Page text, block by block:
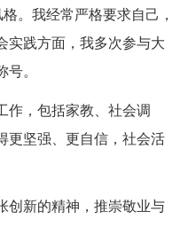
。我经常严格要求自己，
实践方面，我多次参与大
。
，包括家教、社会调
更坚强、更自信，社会活
新的精神，推崇敬业与